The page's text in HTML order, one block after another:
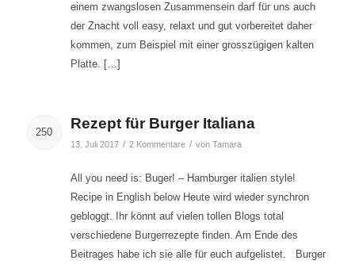
einem zwangslosen Zusammensein darf für uns auch
der Znacht voll easy, relaxt und gut vorbereitet daher
kommen, zum Beispiel mit einer grosszügigen kalten
Platte. […]
250
Rezept für Burger Italiana
13. Juli 2017 / 2 Kommentare / von Tamara
All you need is: Buger! – Hamburger italien style!
Recipe in English below Heute wird wieder synchron
gebloggt. Ihr könnt auf vielen tollen Blogs total
verschiedene Burgerrezepte finden. Am Ende des
Beitrages habe ich sie alle für euch aufgelistet. Burger